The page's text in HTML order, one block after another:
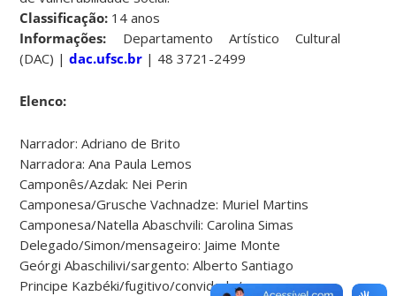
Classificação: 14 anos
Informações: Departamento Artístico Cultural
(DAC) |dac.ufsc.br | 48 3721-2499
Elenco:
Narrador: Adriano de Brito
Narradora: Ana Paula Lemos
Camponês/Azdak: Nei Perin
Camponesa/Grusche Vachnadze: Muriel Martins
Camponesa/Natella Abaschvili: Carolina Simas
Delegado/Simon/mensageiro: Jaime Monte
Geórgi Abaschilivi/sargento: Alberto Santiago
Principe Kazbéki/fugitivo/convidado/esposo: